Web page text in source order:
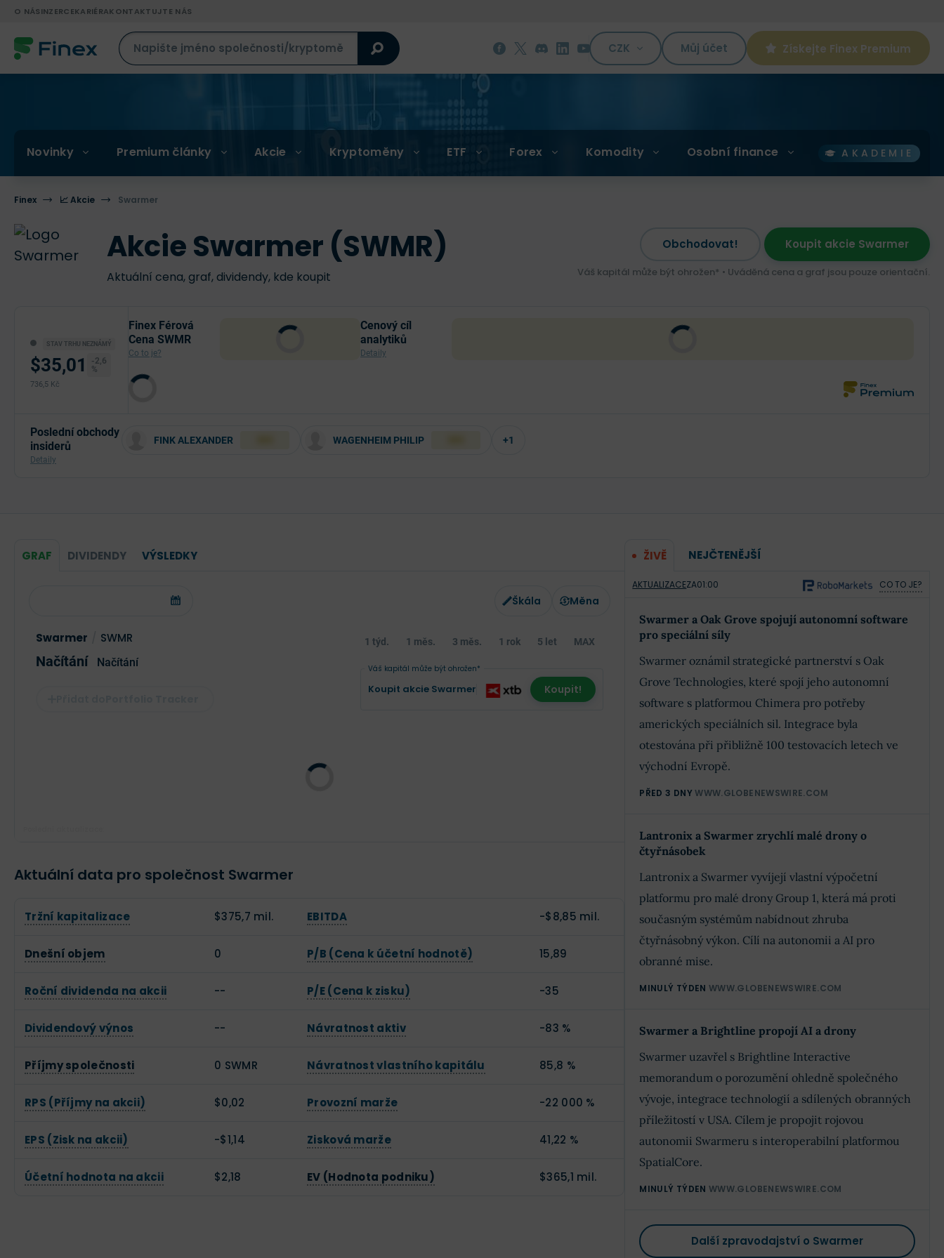
O NÁSINZERCEKARIÉRAKONTAKTUJTE NÁS
CZK Můj účet Získejte Finex Premium
Novinky Premium články Akcie Kryptoměny ETF Forex Komodity Osobní finance AKADEMIE
Finex 📈 Akcie Swarmer
Akcie Swarmer (SWMR)
Aktuální cena, graf, dividendy, kde koupit
Obchodovat! Koupit akcie Swarmer
Váš kapitál může být ohrožen* • Uváděná cena a graf jsou pouze orientační.
STAV TRHU NEZNÁMÝ
$35,01
-2,6
%
736,5 Kč
Finex Férová
Cena SWMR
Co to je?
Cenový cíl
analytiků
Detaily
Poslední obchody
insiderů
Detaily
FINK ALEXANDER WAGENHEIM PHILIP +1
GRAF DIVIDENDY VÝSLEDKY
Škála Měna
Swarmer SWMR
Načítání Načítání
1 týd. 1 měs. 3 měs. 1 rok 5 let MAX
Koupit akcie Swarmer
Váš kapitál může být ohrožen*
Koupit!
Aktuální data pro společnost Swarmer
Tržní kapitalizace $375,7 mil. EBITDA -$8,85 mil.
Dnešní objem 0 P/B (Cena k účetní hodnotě) 15,89
Roční dividenda na akcii -- P/E (Cena k zisku) -35
Dividendový výnos -- Návratnost aktiv -83 %
Příjmy společnosti 0 SWMR Návratnost vlastního kapitálu 85,8 %
RPS (Příjmy na akcii) $0,02 Provozní marže -22 000 %
EPS (Zisk na akcii) -$1,14 Zisková marže 41,22 %
Účetní hodnota na akcii $2,18 EV (Hodnota podniku) $365,1 mil.
ŽIVĚ NEJČTENĚJŠÍ
AKTUALIZACEZA01:00 CO TO JE?
Swarmer a Oak Grove spojují autonomní software
pro speciální síly
Swarmer oznámil strategické partnerství s Oak
Grove Technologies, které spojí jeho autonomní
software s platformou Chimera pro potřeby
amerických speciálních sil. Integrace byla
otestována při přibližně 100 testovacích letech ve
východní Evropě.
PŘED 3 DNY WWW.GLOBENEWSWIRE.COM
Lantronix a Swarmer zrychlí malé drony o
čtyřnásobek
Lantronix a Swarmer vyvíjejí vlastní výpočetní
platformu pro malé drony Group 1, která má proti
současným systémům nabídnout zhruba
čtyřnásobný výkon. Cílí na autonomii a AI pro
obranné mise.
MINULÝ TÝDEN WWW.GLOBENEWSWIRE.COM
Swarmer a Brightline propojí AI a drony
Swarmer uzavřel s Brightline Interactive
memorandum o porozumění ohledně společného
vývoje, integrace technologií a sdílených obranných
příležitostí v USA. Cílem je propojit rojovou
autonomii Swarmeru s interoperabilní platformou
SpatialCore.
MINULÝ TÝDEN WWW.GLOBENEWSWIRE.COM
Další zpravodajství o Swarmer